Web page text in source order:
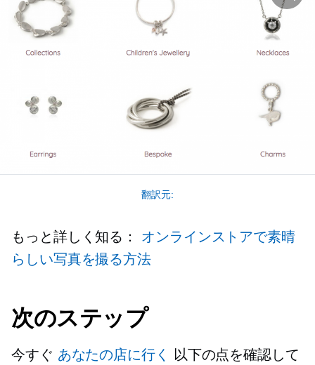
翻訳元:
もっと詳しく知る： オンラインストアで素晴
らしい写真を撮る方法
次のステップ
今すぐ あなたの店に行く 以下の点を確認して